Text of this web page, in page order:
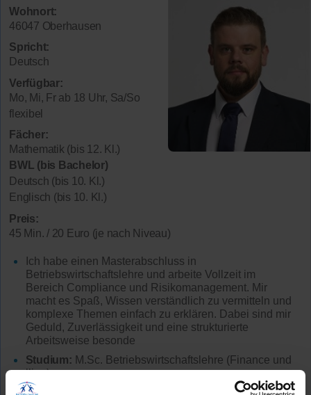
Wohnort:
46047 Oberhausen
Spricht:
Deutsch
Verfügbar:
Mo, Mi, Fr ab 18 Uhr, Sa/So
flexibel
Fächer:
Mathematik (bis 12. Kl.)
BWL (bis Bachelor)
Deutsch (bis 10. Kl.)
Englisch (bis 10. Kl.)
Preis:
45 Min. / 20 Euro (je nach Niveau)
Ich habe einen Masterabschluss in
Betriebswirtschaftslehre und arbeite Vollzeit im
Bereich Compliance und Risikomanagement. Mir
macht es Spaß, Wissen verständlich zu vermitteln und
komplexe Themen einfach zu erklären. Dabei sind mir
Geduld, Zuverlässigkeit und eine strukturierte
Arbeitsweise besonde
Studium: M.Sc. Betriebswirtschaftslehre (Finance und
lling)